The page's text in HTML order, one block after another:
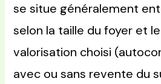
se situe généralement
selon la taille du foyer et
valorisation choisi
avec ou sans revente du